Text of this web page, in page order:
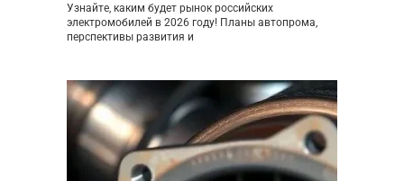
Узнайте, каким будет рынок российских
электромобилей в 2026 году! Планы автопрома,
перспективы развития и